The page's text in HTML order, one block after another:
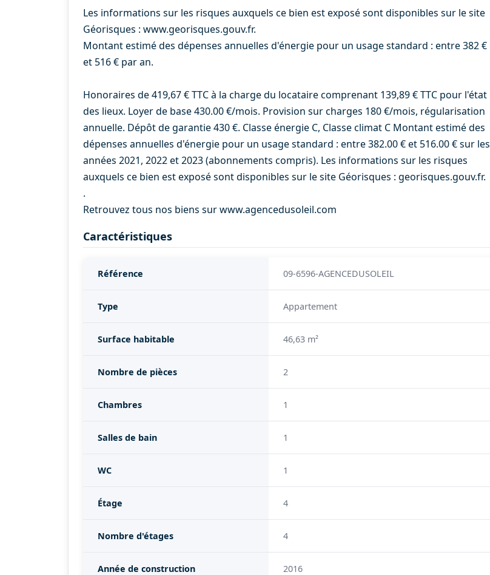
Les informations sur les risques auxquels ce bien est exposé sont disponibles sur le site
Géorisques : www.georisques.gouv.fr.
Montant estimé des dépenses annuelles d'énergie pour un usage standard : entre 382 €
et 516 € par an.
Honoraires de 419,67 € TTC à la charge du locataire comprenant 139,89 € TTC pour l'état
des lieux. Loyer de base 430.00 €/mois. Provision sur charges 180 €/mois, régularisation
annuelle. Dépôt de garantie 430 €. Classe énergie C, Classe climat C Montant estimé des
dépenses annuelles d'énergie pour un usage standard : entre 382.00 € et 516.00 € sur les
années 2021, 2022 et 2023 (abonnements compris). Les informations sur les risques
auxquels ce bien est exposé sont disponibles sur le site Géorisques : georisques.gouv.fr.
.
Retrouvez tous nos biens sur www.agencedusoleil.com
Caractéristiques
Référence 09-6596-AGENCEDUSOLEIL
Type Appartement
Surface habitable 46,63 m²
Nombre de pièces 2
Chambres 1
Salles de bain 1
WC 1
Étage 4
Nombre d'étages 4
Année de construction 2016